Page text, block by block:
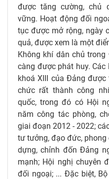
được tăng cường, chủ
vững. Hoạt động đối
tục được mở rộng, ngày
quả, được xem là một
Không khí dân chủ
càng được phát huy. Các
khoá XIII của Đảng
chức rất thành công
quốc, trong đó có Hội
năm công tác phòng,
giai đoạn 2012 - 2022;
tư tưởng, đạo đức, phong
dựng, chỉnh đốn Đảng
mạnh; Hội nghị chuyên
đối ngoại; ... Đặc biệt,